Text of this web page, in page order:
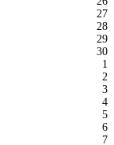
27
28
29
30
1
2
3
4
5
6
7